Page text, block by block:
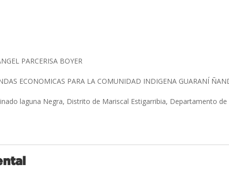
PARCERISA BOYER
ECONOMICAS PARA LA COMUNIDAD INDIGENA GUARANÍ
laguna Negra, Distrito de Mariscal Estigarribia, Departamento